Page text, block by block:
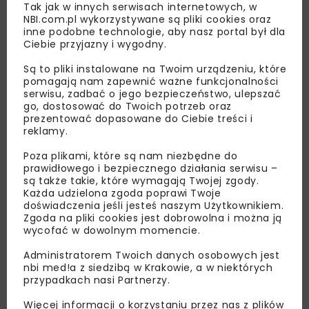
Lubisz wiedzieć więcej?
Zapisz się do newslettera aby otrzymywać od
nas najlepsze informacje branżowe,
zaproszenia na wydarzenia, atrakcyjne oferty i
dedykowane akcje specjalne.
Zapoznałam/em się zPolityką Prywatności i
Tak jak w innych serwisach internetowych, w
NBI.com.pl wykorzystywane są pliki cookies oraz
inne podobne technologie, aby nasz portal był dla
Ciebie przyjazny i wygodny.
Są to pliki instalowane na Twoim urządzeniu, które
pomagają nam zapewnić ważne funkcjonalności
serwisu, zadbać o jego bezpieczeństwo, ulepszać
go, dostosować do Twoich potrzeb oraz
prezentować dopasowane do Ciebie treści i
reklamy.
Poza plikami, które są nam niezbędne do
prawidłowego i bezpiecznego działania serwisu –
są także takie, które wymagają Twojej zgody.
Każda udzielona zgoda poprawi Twoje
doświadczenia jeśli jesteś naszym Użytkownikiem.
Zgoda na pliki cookies jest dobrowolna i można ją
wycofać w dowolnym momencie.
Administratorem Twoich danych osobowych jest
nbi med!a z siedzibą w Krakowie, a w niektórych
przypadkach nasi Partnerzy.
Więcej informacji o korzystaniu przez nas z plików